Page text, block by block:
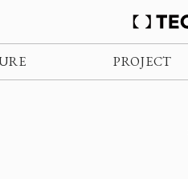
PROJECT